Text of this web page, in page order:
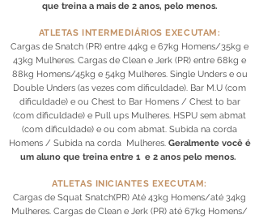
que treina a mais de 2 anos, pelo menos.
ATLETAS INTERMEDIÁRIOS EXECUTAM:
Cargas de Snatch (PR) entre 44kg e 67kg Homens/35kg e
43kg Mulheres. Cargas de Clean e Jerk (PR) entre 68kg e
88kg Homens/45kg e 54kg Mulheres. Single Unders e ou
Double Unders (as vezes com dificuldade). Bar M.U (com
dificuldade) e ou Chest to Bar Homens / Chest to bar
(com dificuldade) e Pull ups Mulheres. HSPU sem abmat
(com dificuldade) e ou com abmat. Subida na corda
Homens / Subida na corda Mulheres. Geralmente você é
um aluno que treina entre 1 e 2 anos pelo menos.
ATLETAS INICIANTES EXECUTAM:
Cargas de Squat Snatch(PR) Até 43kg Homens/até 34kg
Mulheres. Cargas de Clean e Jerk (PR) até 67kg Homens/